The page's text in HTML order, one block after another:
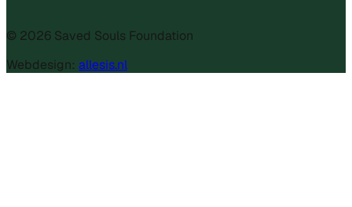
© 2026 Saved Souls Foundation
Webdesign: allesis.nl